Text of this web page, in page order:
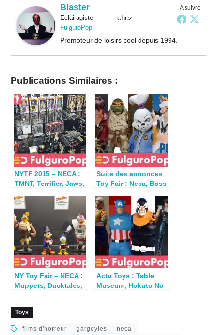
A suivre
Blaster
Eclairagistechez
FulguroPop
Promoteur de loisirs cool depuis 1994.
Publications Similaires :
NYTF 2015 – NECA :
TMNT, Terrifier, Jaws,
Suite des annonces
Toy Fair : Neca, Boss
Collectibles
NY Toy Fair – NECA :
Muppets, Ducktales,
TMNT…
Actu Toys : Table
Museum, Hokuto No
Toys
films d'horreur gargoyles
neca